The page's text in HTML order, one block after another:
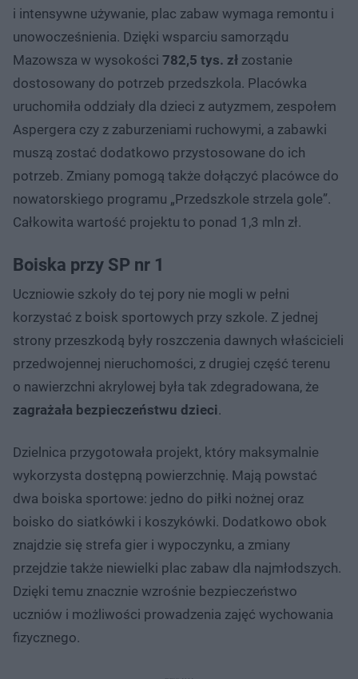
i intensywne używanie, plac zabaw wymaga remontu i
unowocześnienia. Dzięki wsparciu samorządu
Mazowsza w wysokości 782,5 tys. zł zostanie
dostosowany do potrzeb przedszkola. Placówka
uruchomiła oddziały dla dzieci z autyzmem, zespołem
Aspergera czy z zaburzeniami ruchowymi, a zabawki
muszą zostać dodatkowo przystosowane do ich
potrzeb. Zmiany pomogą także dołączyć placówce do
nowatorskiego programu „Przedszkole strzela gole”.
Całkowita wartość projektu to ponad 1,3 mln zł.
Boiska przy SP nr 1
Uczniowie szkoły do tej pory nie mogli w pełni
korzystać z boisk sportowych przy szkole. Z jednej
strony przeszkodą były roszczenia dawnych właścicieli
przedwojennej nieruchomości, z drugiej część terenu
o nawierzchni akrylowej była tak zdegradowana, że
zagrażała bezpieczeństwu dzieci.
Dzielnica przygotowała projekt, który maksymalnie
wykorzysta dostępną powierzchnię. Mają powstać
dwa boiska sportowe: jedno do piłki nożnej oraz
boisko do siatkówki i koszykówki. Dodatkowo obok
znajdzie się strefa gier i wypoczynku, a zmiany
przejdzie także niewielki plac zabaw dla najmłodszych.
Dzięki temu znacznie wzrośnie bezpieczeństwo
uczniów i możliwości prowadzenia zajęć wychowania
fizycznego.